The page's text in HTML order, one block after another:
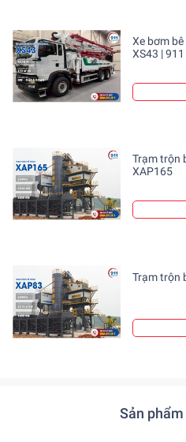
(Bơm cần XCMG
Xe bơm
XS43 |
Trạm trộn
XAP165
Trạm trộn
Sản